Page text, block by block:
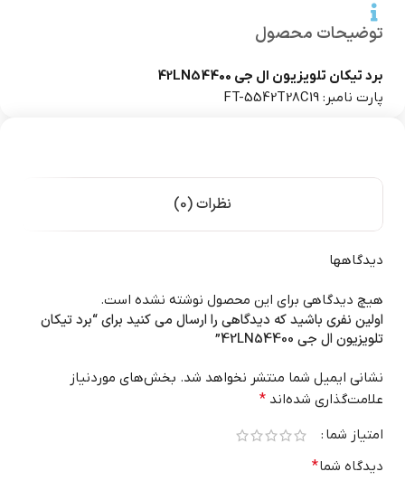
توضیحات محصول
برد تیکان تلویزیون ال جی 42LN54400
پارت نامبر: FT-5542T28C19
نظرات (0)
دیدگاهها
هیچ دیدگاهی برای این محصول نوشته نشده است.
اولین نفری باشید که دیدگاهی را ارسال می کنید برای “برد تیکان
تلویزیون ال جی 42LN54400”
نشانی ایمیل شما منتشر نخواهد شد. بخش‌های موردنیاز
علامت‌گذاری شده‌اند *
امتیاز شما
دیدگاه شما*